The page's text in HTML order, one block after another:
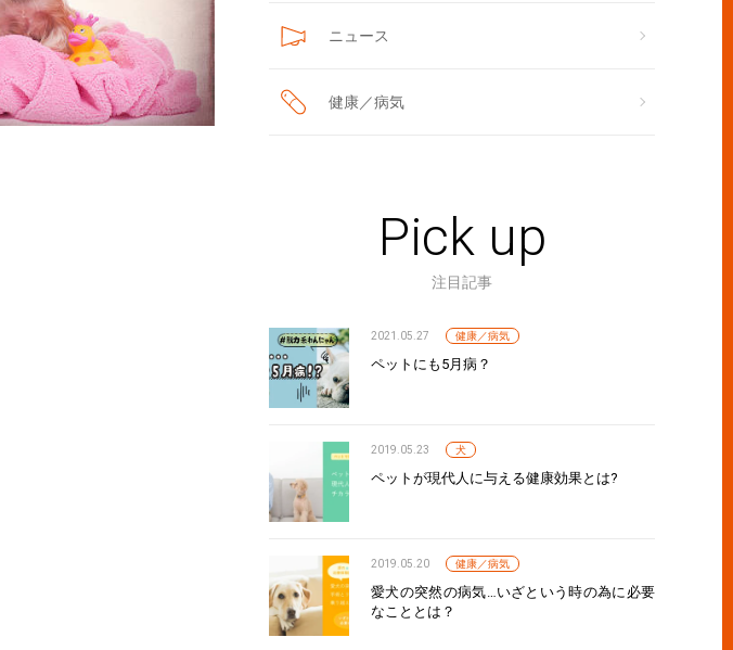
ニュース
健康／病気
Pick up
注目記事
2021.05.27 健康／病気
ペットにも5月病？
2019.05.23 犬
ペットが現代人に与える健康効果とは?
2019.05.20 健康／病気
愛犬の突然の病気…いざという時の為に必要
なこととは？